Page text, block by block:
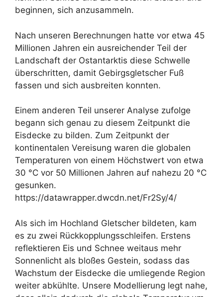
beginnen, sich anzusammeln.
Nach unseren Berechnungen hatte vor etwa 45
Millionen Jahren ein ausreichender Teil der
Landschaft der Ostantarktis diese Schwelle
überschritten, damit Gebirgsgletscher Fuß
fassen und sich ausbreiten konnten.
Einem anderen Teil unserer Analyse zufolge
begann sich genau zu diesem Zeitpunkt die
Eisdecke zu bilden. Zum Zeitpunkt der
kontinentalen Vereisung waren die globalen
Temperaturen von einem Höchstwert von etwa
30 °C vor 50 Millionen Jahren auf nahezu 20 °C
gesunken.
https://datawrapper.dwcdn.net/Fr2Sy/4/
Als sich im Hochland Gletscher bildeten, kam
es zu zwei Rückkopplungsschleifen. Erstens
reflektieren Eis und Schnee weitaus mehr
Sonnenlicht als bloßes Gestein, sodass das
Wachstum der Eisdecke die umliegende Region
weiter abkühlte. Unsere Modellierung legt nahe,